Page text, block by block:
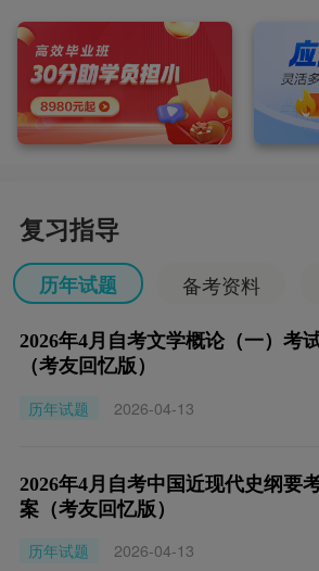
复习指导
历年试题 备考资料
2026年4月自考文学概论（一）考
（考友回忆版）
历年试题
2026-04-13
2026年4月自考中国近现代史纲要
案（考友回忆版）
历年试题
2026-04-13